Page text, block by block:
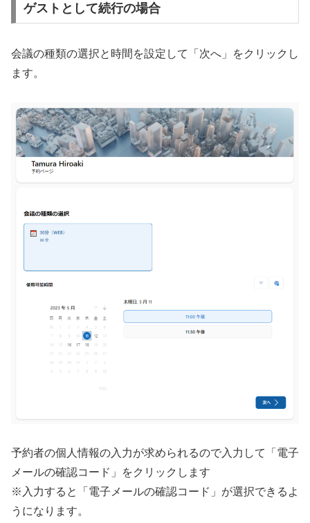
ゲストとして続行の場合
会議の種類の選択と時間を設定して「次へ」をクリックし
ます。
予約者の個人情報の入力が求められるので入力して「電子
メールの確認コード」をクリックします
※入力すると「電子メールの確認コード」が選択できるよ
うになります。